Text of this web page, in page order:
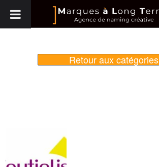
Retour aux catégories